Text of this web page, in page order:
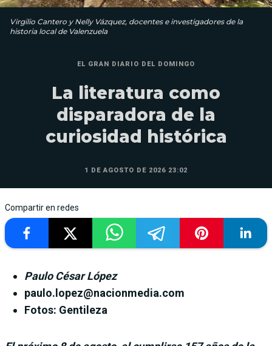
Virgilio Cantero y Nelly Vázquez, docentes e investigadores de la
historia local de Valenzuela
EL GRAN DIARIO DEL DOMINGO
La literatura como
disparadora de la
curiosidad histórica
1 DE AGOSTO DE 2026 23:02
Compartir en redes
Paulo César López
paulo.lopez@nacionmedia.com
Fotos: Gentileza